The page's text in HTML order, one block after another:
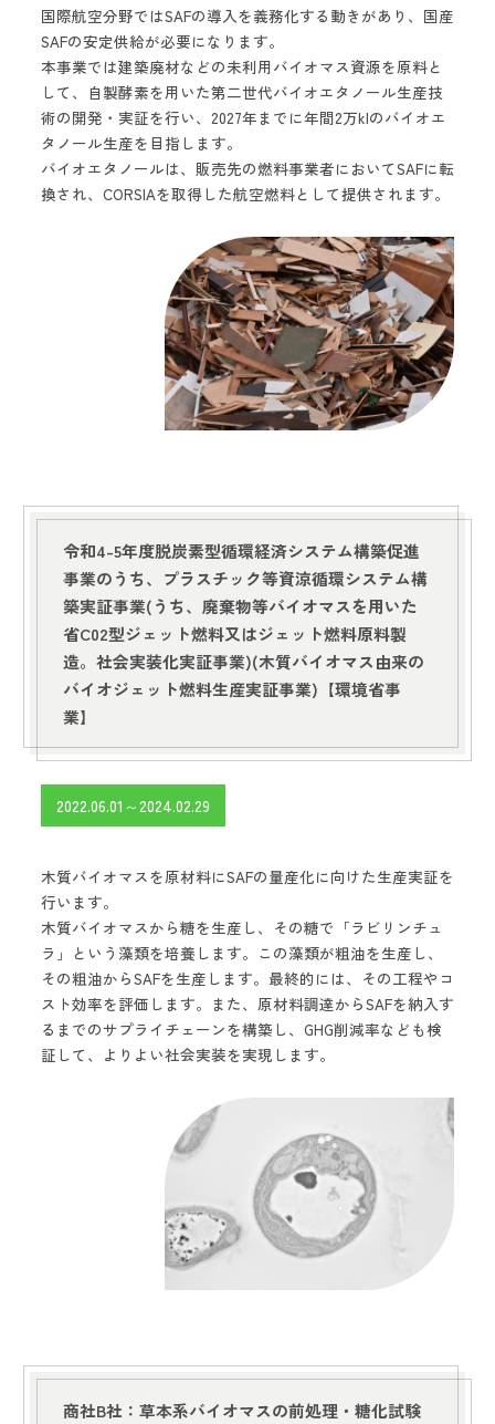
国際航空分野ではSAFの導入を義務化する動きがあり、国産
SAFの安定供給が必要になります。
本事業では建築廃材などの未利用バイオマス資源を原料と
して、自製酵素を用いた第二世代バイオエタノール生産技
術の開発・実証を行い、2027年までに年間2万klのバイオエ
タノール生産を目指します。
バイオエタノールは、販売先の燃料事業者においてSAFに転
換され、CORSIAを取得した航空燃料として提供されます。
令和4-5年度脱炭素型循環経済システム構築促進
事業のうち、プラスチック等資涼循環システム構
築実証事業(うち、廃棄物等バイオマスを用いた
省C02型ジェット燃料又はジェット燃料原料製
造。社会実装化実証事業)(木質バイオマス由来の
バイオジェット燃料生産実証事業)【環境省事
業】
2022.06.01～2024.02.29
木質バイオマスを原材料にSAFの量産化に向けた生産実証を
行います。
木質バイオマスから糖を生産し、その糖で「ラビリンチュ
ラ」という藻類を培養します。この藻類が粗油を生産し、
その粗油からSAFを生産します。最終的には、その工程やコ
スト効率を評価します。また、原材料調達からSAFを納入す
るまでのサプライチェーンを構築し、GHG削減率なども検
証して、よりよい社会実装を実現します。
商社B社：草本系バイオマスの前処理・糖化試験